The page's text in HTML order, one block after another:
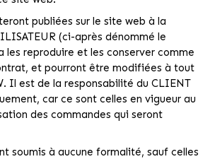
publiées sur le site web à la
(ci-après dénommé le
les reproduire et les conserver comme
et pourront être modifiées à tout
Il est de la responsabilité du CLIENT
car ce sont celles en vigueur au
des commandes qui seront
soumis à aucune formalité, sauf celles